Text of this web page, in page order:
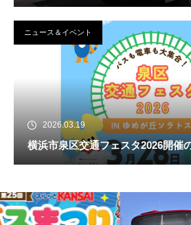
ニュース＆イベント
2026.03.19
横浜市泉区交通フェスタ2026開催